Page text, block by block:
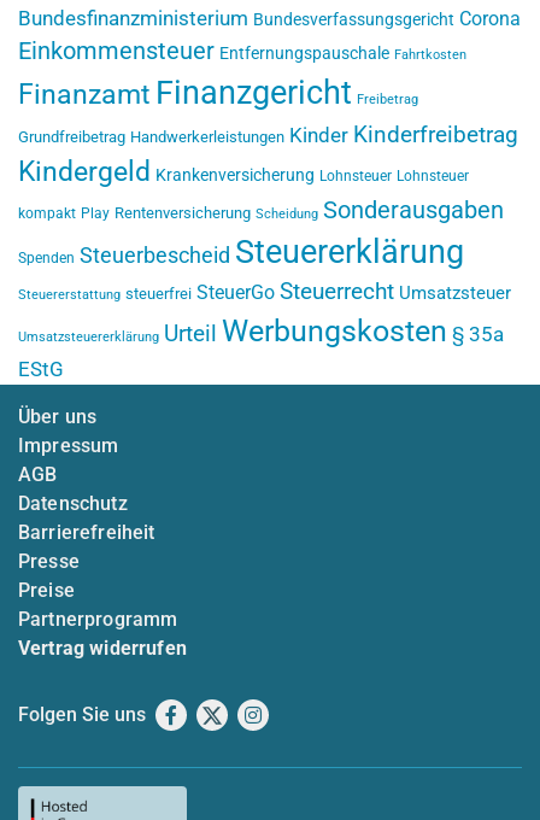
Bundesfinanzministerium Bundesverfassungsgericht Corona
Einkommensteuer Entfernungspauschale Fahrtkosten
Finanzamt Finanzgericht Freibetrag
Grundfreibetrag Handwerkerleistungen Kinder Kinderfreibetrag
Kindergeld Krankenversicherung Lohnsteuer Lohnsteuer
kompakt Play Rentenversicherung Scheidung Sonderausgaben
Spenden Steuerbescheid Steuererklärung
Steuererstattung steuerfrei SteuerGo Steuerrecht Umsatzsteuer
Umsatzsteuererklärung Urteil Werbungskosten § 35a
EStG
Über uns
Impressum
AGB
Datenschutz
Barrierefreiheit
Presse
Preise
Partnerprogramm
Vertrag widerrufen
Folgen Sie uns Facebook
X Instagram